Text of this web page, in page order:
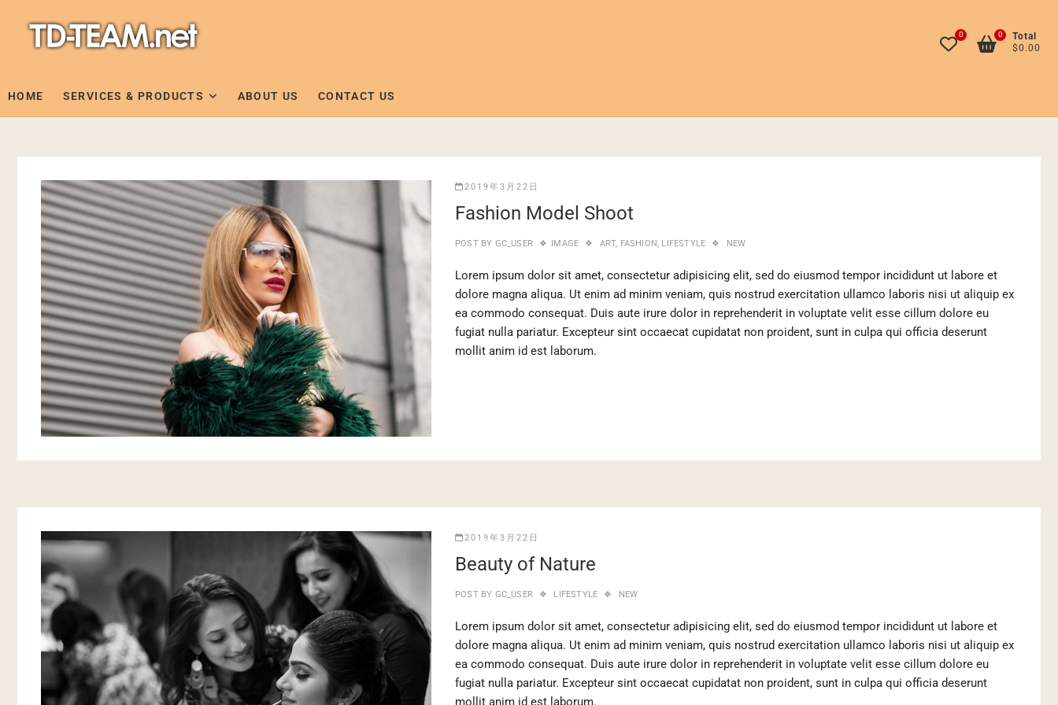
content
0
Total
$0.00
0
HOME SERVICES & PRODUCTS ABOUT US CONTACT US
2019年3月22日
Fashion Model Shoot
POST BY GC_USER IMAGE ART, FASHION, LIFESTYLE NEW
Lorem ipsum dolor sit amet, consectetur adipisicing elit, sed do eiusmod tempor incididunt ut labore et
dolore magna aliqua. Ut enim ad minim veniam, quis nostrud exercitation ullamco laboris nisi ut aliquip ex
ea commodo consequat. Duis aute irure dolor in reprehenderit in voluptate velit esse cillum dolore eu
fugiat nulla pariatur. Excepteur sint occaecat cupidatat non proident, sunt in culpa qui officia deserunt
mollit anim id est laborum.
2019年3月22日
Beauty of Nature
POST BY GC_USER LIFESTYLE NEW
Lorem ipsum dolor sit amet, consectetur adipisicing elit, sed do eiusmod tempor incididunt ut labore et
dolore magna aliqua. Ut enim ad minim veniam, quis nostrud exercitation ullamco laboris nisi ut aliquip ex
ea commodo consequat. Duis aute irure dolor in reprehenderit in voluptate velit esse cillum dolore eu
fugiat nulla pariatur. Excepteur sint occaecat cupidatat non proident, sunt in culpa qui officia deserunt
mollit anim id est laborum.